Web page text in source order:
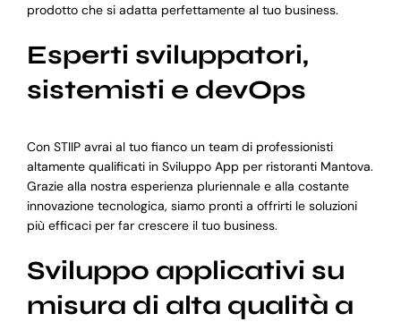
prodotto che si adatta perfettamente al tuo business.
Esperti sviluppatori,
sistemisti e devOps
Con STIIP avrai al tuo fianco un team di professionisti
altamente qualificati in Sviluppo App per ristoranti Mantova.
Grazie alla nostra esperienza pluriennale e alla costante
innovazione tecnologica, siamo pronti a offrirti le soluzioni
più efficaci per far crescere il tuo business.
Sviluppo applicativi su
misura di alta qualità a